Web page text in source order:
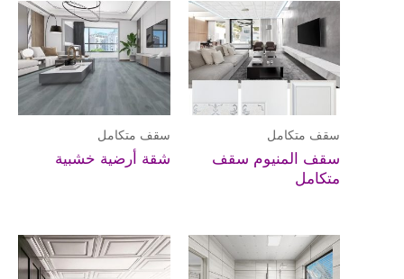
سقف متكامل
سقف المنيوم سقف
متكامل
سقف متكامل
شقة أرضية خشبية